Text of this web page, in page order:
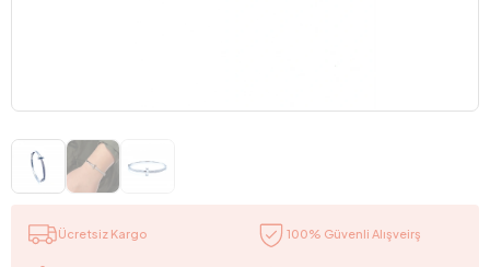
Ücretsiz Kargo 100% Güvenli Alışveirş